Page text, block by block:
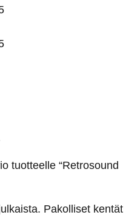
tuotteelle “Retrosound
Pakolliset kentät